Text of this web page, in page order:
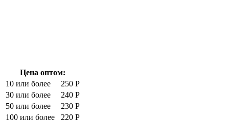
Цена оптом:
10 или более
250 Р
30 или более
240 Р
50 или более
230 Р
100 или более
220 Р